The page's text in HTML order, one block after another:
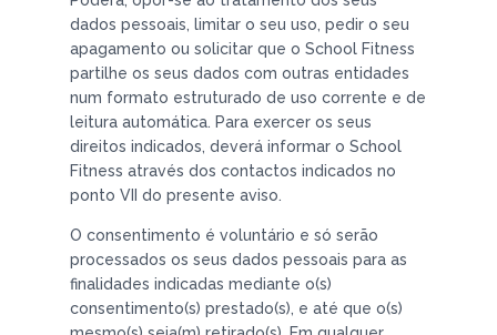
dados pessoais, limitar o seu uso, pedir o seu
apagamento ou solicitar que o School Fitness
partilhe os seus dados com outras entidades
num formato estruturado de uso corrente e de
leitura automática. Para exercer os seus
direitos indicados, deverá informar o School
Fitness através dos contactos indicados no
ponto VII do presente aviso.
O consentimento é voluntário e só serão
processados os seus dados pessoais para as
finalidades indicadas mediante o(s)
consentimento(s) prestado(s), e até que o(s)